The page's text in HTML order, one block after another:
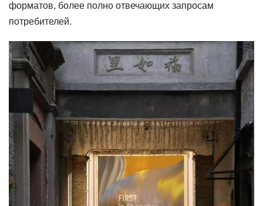
форматов, более полно отвечающих запросам
потребителей.